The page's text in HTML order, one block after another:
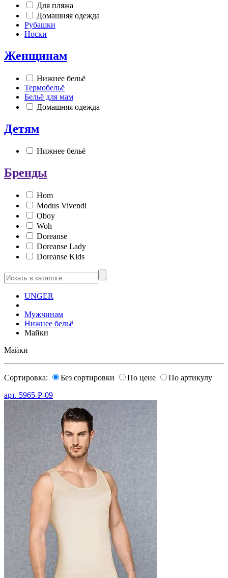
Для пляжа
Домашняя одежда
Рубашки
Носки
Женщинам
Нижнее бельё
Термобельё
Бельё для мам
Домашняя одежда
Детям
Нижнее бельё
Бренды
Hom
Modus Vivendi
Oboy
Woh
Doreanse
Doreanse Lady
Doreanse Kids
UNGER
Мужчинам
Нижнее бельё
Майки
Майки
Сортировка: Без сортировки По цене
По артикулу
арт. 5965-P-09